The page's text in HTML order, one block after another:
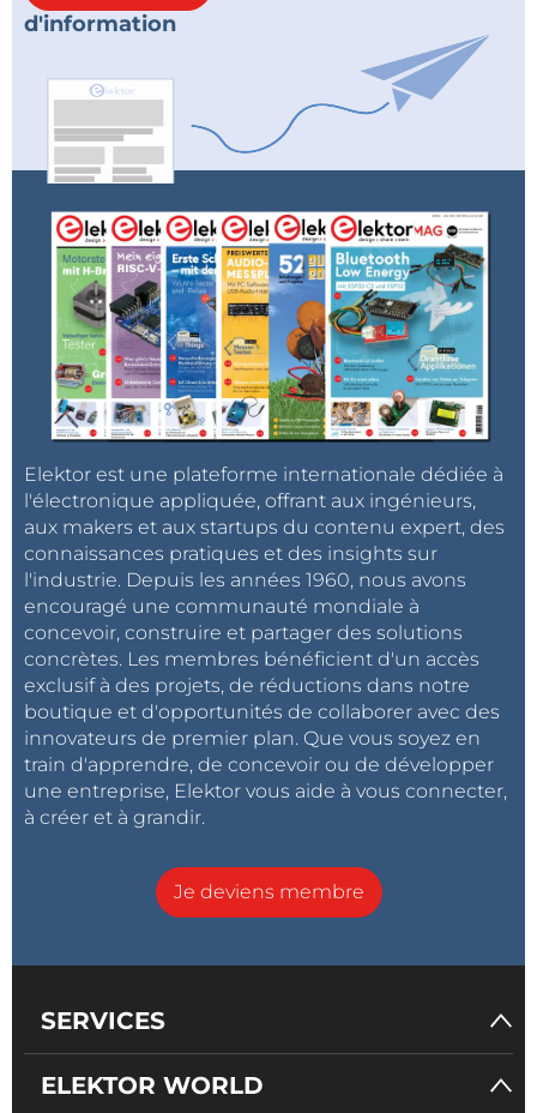
d'information
Elektor est une plateforme internationale dédiée à
l'électronique appliquée, offrant aux ingénieurs,
aux makers et aux startups du contenu expert, des
connaissances pratiques et des insights sur
l'industrie. Depuis les années 1960, nous avons
encouragé une communauté mondiale à
concevoir, construire et partager des solutions
concrètes. Les membres bénéficient d'un accès
exclusif à des projets, de réductions dans notre
boutique et d'opportunités de collaborer avec des
innovateurs de premier plan. Que vous soyez en
train d'apprendre, de concevoir ou de développer
une entreprise, Elektor vous aide à vous connecter,
à créer et à grandir.
Je deviens membre
SERVICES
ELEKTOR WORLD